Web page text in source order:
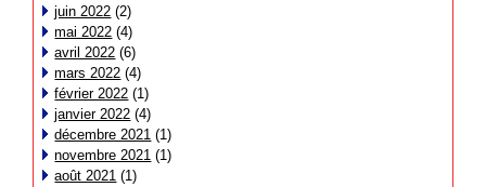
juin 2022 (2)
mai 2022 (4)
avril 2022 (6)
mars 2022 (4)
février 2022 (1)
janvier 2022 (4)
décembre 2021 (1)
novembre 2021 (1)
août 2021 (1)